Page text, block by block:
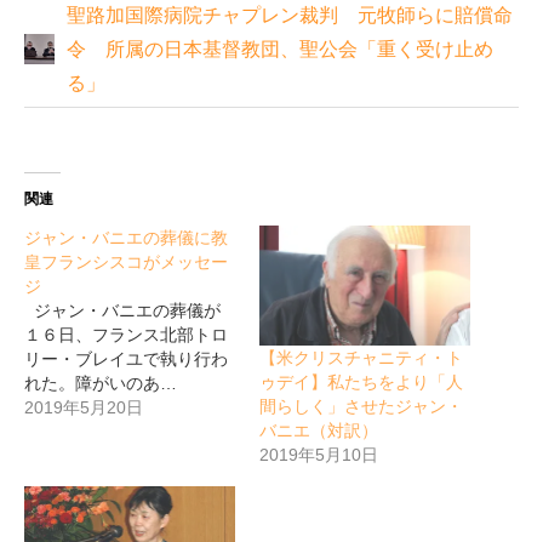
聖路加国際病院チャプレン裁判 元牧師らに賠償命
令 所属の日本基督教団、聖公会「重く受け止め
る」
関連
ジャン・バニエの葬儀に教
皇フランシスコがメッセー
ジ
ジャン・バニエの葬儀が
１６日、フランス北部トロ
リー・ブレイユで執り行わ
れた。障がいのあ…
2019年5月20日
【米クリスチャニティ・ト
ゥデイ】私たちをより「人
間らしく」させたジャン・
バニエ（対訳）
2019年5月10日